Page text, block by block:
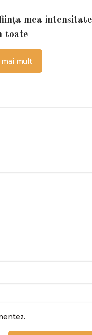
mea intensitate
toate
mult